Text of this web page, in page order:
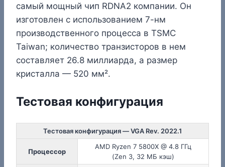
самый мощный чип RDNA2 компании. Он
изготовлен с использованием 7-нм
производственного процесса в TSMC
Taiwan; количество транзисторов в нем
составляет 26.8 миллиарда, а размер
кристалла — 520 мм².
Тестовая конфигурация
Тестовая конфигурация — VGA Rev. 2022.1
Процессор
AMD Ryzen 7 5800X @ 4.8 ГГц
(Zen 3, 32 МБ кэш)